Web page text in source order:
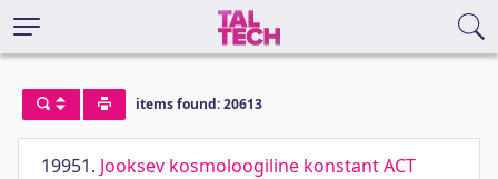
items found: 20613
19951. Jooksev kosmoloogiline konstant ACT